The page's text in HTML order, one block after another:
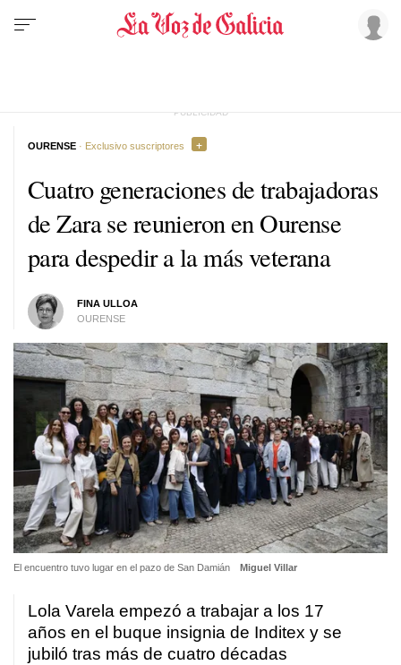
Cuatro generaciones de trabajadoras
de Zara se reunieron en Ourense
para despedir a la más veterana
FINA ULLOA
OURENSE
OURENSE · Exclusivo suscriptores
El encuentro tuvo lugar en el pazo de San Damián Miguel Villar
Lola Varela empezó a trabajar a los 17
años en el buque insignia de Inditex y se
jubiló tras más de cuatro décadas